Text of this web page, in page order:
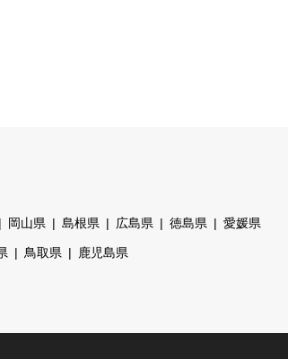
岡山県 島根県 広島県 徳島県 愛媛県
鳥取県 鹿児島県